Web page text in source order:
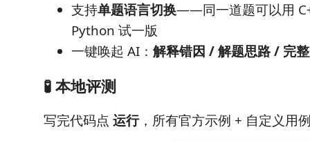
支持单题语言切换——同一道题可以用
Python 试一版
一键唤起 AI： 解释错因 / 解题思路 / 完
🧪 本地评测
写完代码点 运行，所有官方示例 + 自定义用